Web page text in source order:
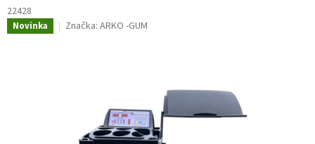
22428
Novinka Značka: ARKO -GUM